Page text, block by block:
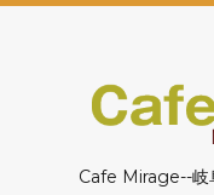
Cafe Mirage--岐